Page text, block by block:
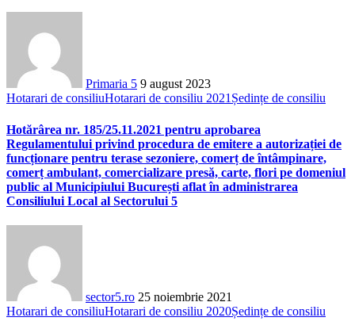
Primaria 5 9 august 2023
Hotarari de consiliuHotarari de consiliu 2021 Ședințe de consiliu
Hotărârea nr. 185/25.11.2021 pentru aprobarea
Regulamentului privind procedura de emitere a autorizației de
funcționare pentru terase sezoniere, comerț de întâmpinare,
comerț ambulant, comercializare presă, carte, flori pe domeniul
public al Municipiului București aflat în administrarea
Consiliului Local al Sectorului 5
sector5.ro 25 noiembrie 2021
Hotarari de consiliuHotarari de consiliu 2020Ședințe de consiliu